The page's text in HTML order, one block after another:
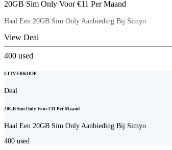
20GB Sim Only Voor €11 Per Maand
Haal Een 20GB Sim Only Aanbieding Bij Simyo
View Deal
400 used
UITVERKOOP
Deal
20GB Sim Only Voor €11 Per Maand
Haal Een 20GB Sim Only Aanbieding Bij Simyo
400 used